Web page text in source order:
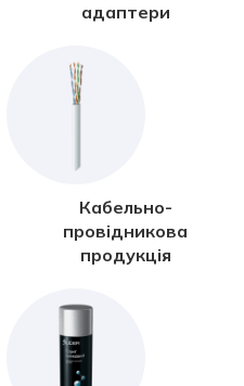
адаптери
Кабельно-
провідникова
продукція